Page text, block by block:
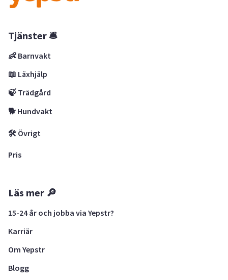
Tjänster 🛎
👶 Barnvakt
📖 Läxhjälp
🍃 Trädgård
🐕 Hundvakt
🛠 Övrigt
Pris
Läs mer 🔎
15-24 år och jobba via Yepstr?
Karriär
Om Yepstr
Blogg